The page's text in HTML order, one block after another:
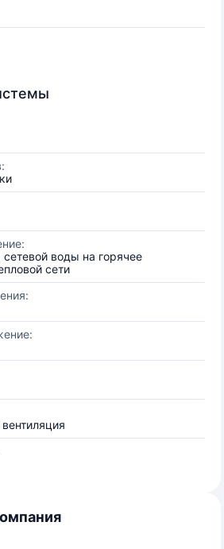
воды на горячее
сети